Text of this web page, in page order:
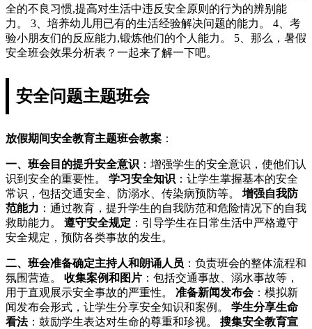
全的不良习惯,提高对生活中违反安全原则的行为的辨别能
力。 3、培养幼儿用已有的生活经验解决问题的能力。 4、考
验小朋友们的反应能力,锻炼他们的个人能力。 5、那么，暑假
安全班会效果分析表？一起来了解一下吧。
安全问题主题班会
放假期间安全教育主题班会教案 ：
一、班会目的提升安全意识 ：增强学生的安全意识，使他们认
识到安全的重要性。 学习安全知识 ：让学生掌握基本的安全
常识，包括交通安全、防溺水、传染病预防等。 增强自我防
范能力 ：通过教育，提升学生的自我防范和危险情况下的自我
救助能力。 遵守安全规定 ：引导学生在日常生活中严格遵守
安全规定，预防各类事故的发生。
二、班会准备确定主持人和朗诵人员 ：负责班会的整体流程和
氛围营造。 收集案例和图片 ：包括交通事故、溺水事故等，
用于直观展示安全事故的严重性。 准备新闻发布会：模拟新
闻发布会形式，让学生分享安全知识和案例。 学生分享生命
看法：鼓励学生表达对生命的尊重和珍视。 搜集安全教育宣